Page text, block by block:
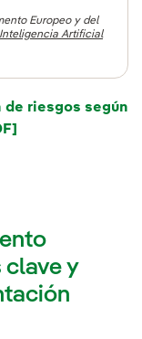
anuncios de
las
trato
Europeo y del
Artificial
de riesgos según
clave y